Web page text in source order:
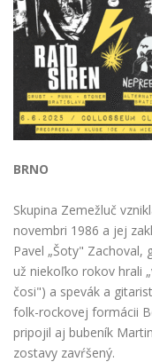
BRNO
Skupina Zemežluč
novembri 1986 a jej
Pavel „Šoty" Zachoval,
už niekoľko rokov hrali
čosi") a spevák a
folk-rockovej formácii
pripojil aj bubeník
zostavy zavŕšený.